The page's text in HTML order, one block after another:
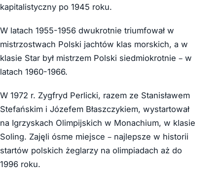
kapitalistyczny po 1945 roku.
W latach 1955-1956 dwukrotnie triumfował w
mistrzostwach Polski jachtów klas morskich, a w
klasie Star był mistrzem Polski siedmiokrotnie – w
latach 1960-1966.
W 1972 r. Zygfryd Perlicki, razem ze Stanisławem
Stefańskim i Józefem Błaszczykiem, wystartował
na Igrzyskach Olimpijskich w Monachium, w klasie
Soling. Zajęli ósme miejsce – najlepsze w historii
startów polskich żeglarzy na olimpiadach aż do
1996 roku.